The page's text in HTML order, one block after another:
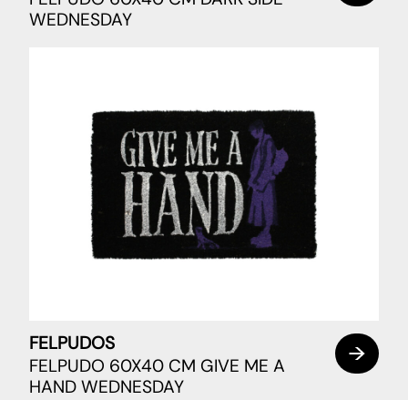
WEDNESDAY
FELPUDOS
FELPUDO 60X40 CM GIVE ME A
HAND WEDNESDAY